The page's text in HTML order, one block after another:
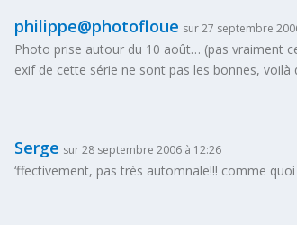
philippe@photofloue sur 27 septembre
Photo prise autour du 10 août… (pas vraiment
exif de cette série ne sont pas les bonnes, voilà
Serge sur 28 septembre 2006 à 12:26
‘ffectivement, pas très automnale!!! comme